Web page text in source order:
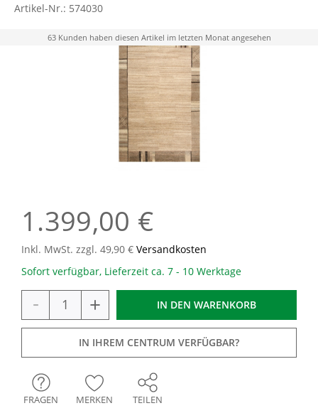
Artikel-Nr.: 574030
63 Kunden haben diesen Artikel im letzten Monat angesehen
1.399,00 €
Inkl. MwSt. zzgl. 49,90 € Versandkosten
Sofort verfügbar, Lieferzeit ca. 7 - 10 Werktage
- + IN DEN WARENKORB
IN IHREM CENTRUM VERFÜGBAR?
FRAGEN MERKEN TEILEN